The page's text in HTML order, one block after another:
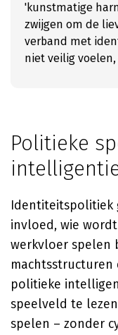
'kunstmatige
zwijgen om de
verband met
niet veilig
Politieke
Identiteitspolitiek
invloed, wie
werkvloer spelen
politieke
speelveld te
spelen – zonder